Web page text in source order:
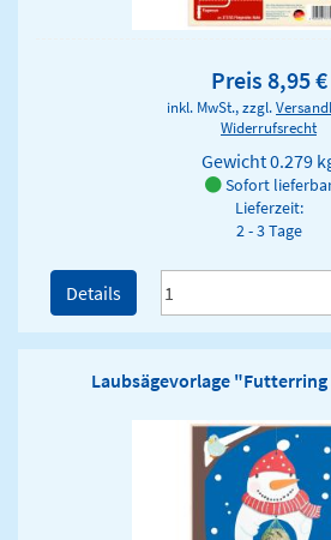
Preis 8,95 €
inkl. MwSt., zzgl.
Widerrufsrecht
Gewicht0.279
Sofort
Lieferzeit:
2 - 3 Tage
Details
Laubsägevorlage